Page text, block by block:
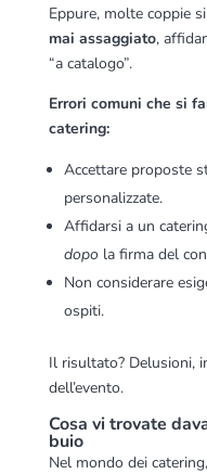
Eppure, molte coppie
mai assaggiato,
“a catalogo”.
Errori comuni che si
catering:
Accettare proposte
personalizzate.
Affidarsi a un
dopo la firma del
Non considerare
ospiti.
Il risultato? Delusioni,
dell’evento.
Cosa vi trovate
buio
Nel mondo dei